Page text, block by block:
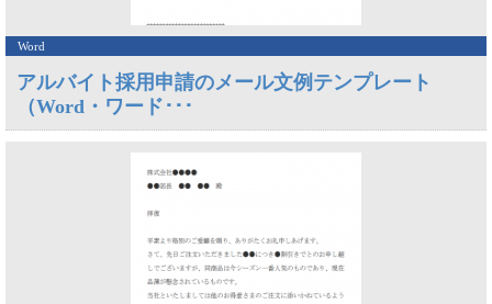
Word
アルバイト採用申請のメール文例テンプレート
（Word・ワード･･･